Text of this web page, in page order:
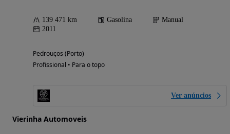
139 471 km Gasolina
Manual
2011
Pedrouços (Porto)
Profissional • Para o topo
Ver anúncios
Vierinha Automoveis